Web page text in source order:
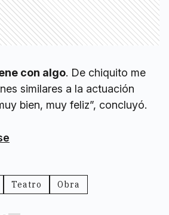
con algo. De chiquito me
similares a la actuación
bien, muy feliz”, concluyó.
Teatro Obra